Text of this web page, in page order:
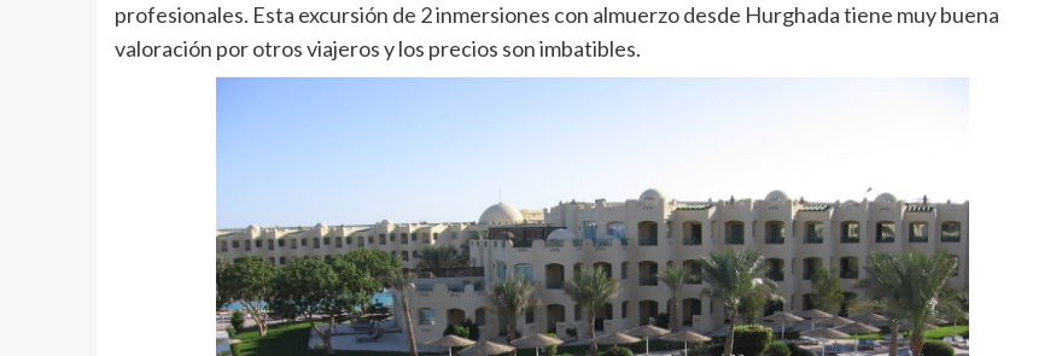
profesionales. Esta excursión de 2 inmersiones con almuerzo desde Hurghada tiene muy buena
valoración por otros viajeros y los precios son imbatibles.